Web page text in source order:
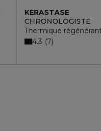
KÉRASTASE
CHRONOLOGISTE
Thermique
4.3 7